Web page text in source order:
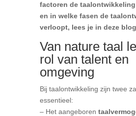
factoren de
en in welke fasen de
verloopt, lees je in deze
Van nature taal
rol van talent en
omgeving
Bij taalontwikkeling zijn twee
essentieel:
– Het aangeboren